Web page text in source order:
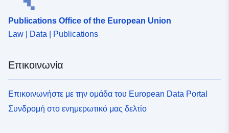
Publications Office of the European Union
Law | Data | Publications
Επικοινωνία
Επικοινωνήστε με την ομάδα του European Data Portal
Συνδρομή στο ενημερωτικό μας δελτίο